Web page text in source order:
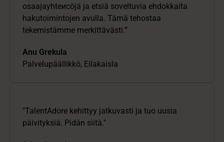
osaajayhteисöjä ja etsiä soveltuvia ehdokkaita
hakutoimintojen avulla. Tämä tehostaa
tekemistämme merkittävästi.”
Anu Grekula
Palvelupäällikkö, Eilakaisla
"TalentAdore kehittyy jatkuvasti ja tuo uusia
päivityksiä. Pidän siitä."